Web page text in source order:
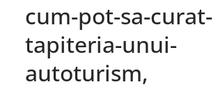
cum-pot-sa-curat-
tapiteria-unui-
autoturism,